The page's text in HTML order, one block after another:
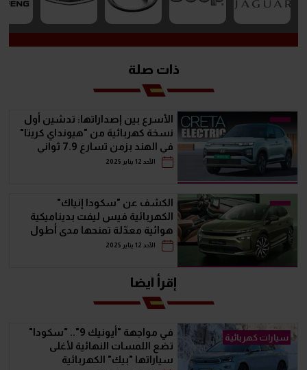
ذات صلة
الأسرع بين إصداراتها: تدشين أول
نسخة كهربائية من "هيونداي كريتا"
في الهند بزمن تسارع 7.9 ثواني
الأحد 12 يناير 2025
الكشف عن "سكودا إنياك"
الكهربائية فيس ليفت بديناميكية
هوائية معدّلة تمنحها مدى أطول
الأحد 12 يناير 2025
إقرأ ايضا
سيارات كهربائية
في مواجهة "أيونيك 9".. "سكودا"
تضع اللمسات النهائية لأغلى
سياراتها "بيك" الكهربائية